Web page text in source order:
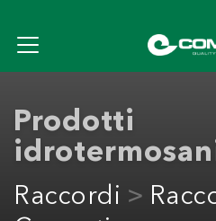
Prodotti
Raccordi